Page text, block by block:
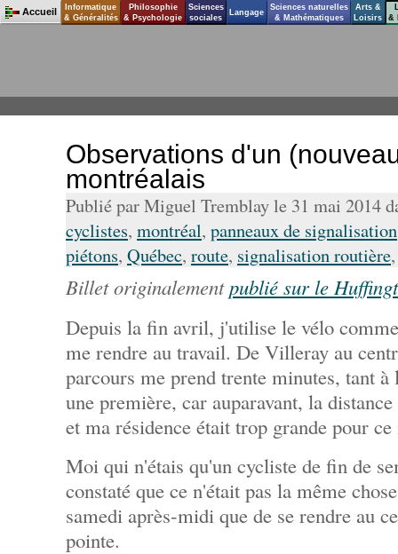
Observations d'un
montréalais
Publié par Miguel Tremblay le 31 mai 2014
cyclistes, montréal, panneaux de signalisation
piétons, Québec, route, signalisation routière
Billet originalementpublié sur le
Depuis la fin avril, j'utilise le vélo
me rendre au travail. De Villeray au
parcours me prend trente minutes, tant
une première, car auparavant, la
et ma résidence était trop grande pour
Moi qui n'étais qu'un cycliste de fin de
constaté que ce n'était pas la même
samedi après-midi que de se rendre au
pointe.
Accueil
Informatique
& Généralités
Philosophie
& Psychologie
Sciences
sociales
Langage
Sciences naturelles
& Mathématiques
Arts &
Loisirs
&